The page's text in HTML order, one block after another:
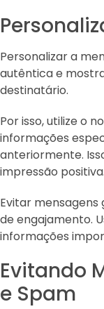
Personalizar a
autêntica e
destinatário.
Por isso, utilize o
informações
anteriormente.
impressão positiva.
Evitar
de engajamento.
informações
Evitando
e Spam